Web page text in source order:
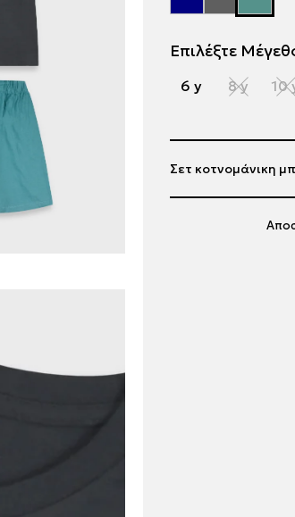
Επιλέξτε
6 y 8 y 10
Σετ κοτνομάνικη